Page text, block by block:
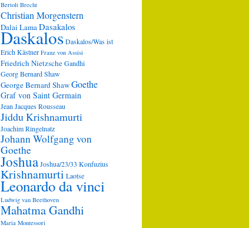
Bertolt Brecht
Christian Morgenstern
Dalai LamaDasakalos
DaskalosDaskalos/Was ist
Erich Kästner Franz von Assisi
Friedrich NietzscheGandhi
Georg Bernard Shaw
George Bernard ShawGoethe
Graf von Saint Germain
Jean Jacques Rousseau
Jiddu Krishnamurti
Joachim Ringelnatz
Johann Wolfgang von
Goethe
JoshuaJoshua/23/33 Konfuzius
Krishnamurti Laotse
Leonardo da vinci
Ludwig van Beethoven
Mahatma Gandhi
Maria Montessori